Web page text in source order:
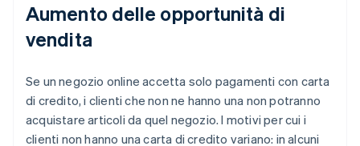
Aumento delle opportunità di
vendita
Se un negozio online accetta solo pagamenti con carta
di credito, i clienti che non ne hanno una non potranno
acquistare articoli da quel negozio. I motivi per cui i
clienti non hanno una carta di credito variano: in alcuni